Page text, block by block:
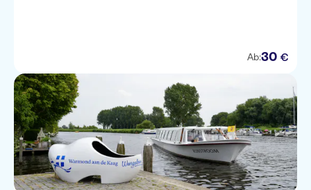
Ab:30 €